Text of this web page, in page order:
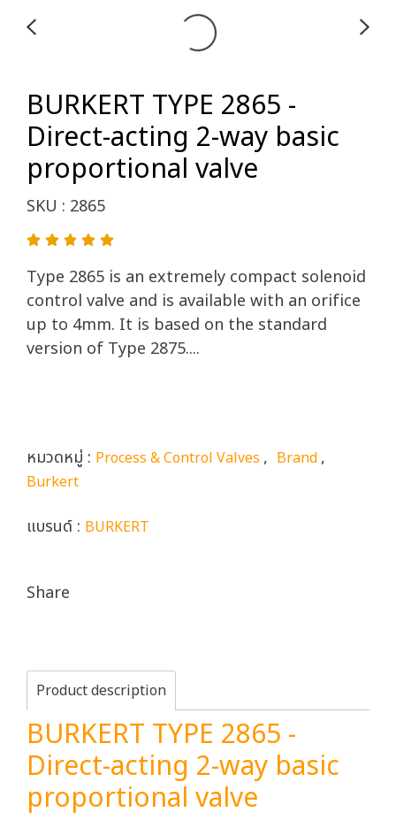
BURKERT TYPE 2865 -
Direct-acting 2-way basic
proportional valve
SKU : 2865
Type 2865 is an extremely compact solenoid
control valve and is available with an orifice
up to 4mm. It is based on the standard
version of Type 2875....
หมวดหมู่ : Process & Control Valves , Brand,
Burkert
แบรนด์ : BURKERT
Share
Product description
BURKERT TYPE 2865 -
Direct-acting 2-way basic
proportional valve